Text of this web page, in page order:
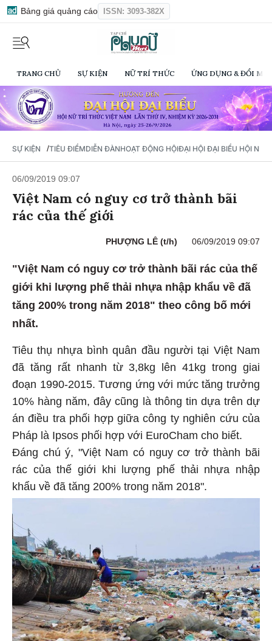
Bảng giá quảng cáo ISSN: 3093-382X
TRANG CHỦ SỰ KIỆN NỮ TRÍ THỨC ỨNG DỤNG & ĐỔI
SỰ KIỆN /TIÊU ĐIỂMDIỄN ĐÀNHOẠT ĐỘNG HỘIĐẠI HỘI ĐẠI BIỂU HỘI NỮ
06/09/2019 09:07
Việt Nam có nguy cơ trở thành bãi
rác của thế giới
PHƯỢNG LÊ (t/h) 06/09/2019 09:07
"Việt Nam có nguy cơ trở thành bãi rác của thế
giới khi lượng phế thải nhựa nhập khẩu về đã
tăng 200% trong năm 2018" theo công bố mới
nhất.
Tiêu thụ nhựa bình quân đầu người tại Việt Nam
đã tăng rất nhanh từ 3,8kg lên 41kg trong giai
đoạn 1990-2015. Tương ứng với mức tăng trưởng
10% hàng năm, đây cũng là thông tin dựa trên dự
án điều tra phối hợp giữa công ty nghiên cứu của
Pháp là Ipsos phối hợp với EuroCham cho biết.
Đáng chú ý, "Việt Nam có nguy cơ trở thành bãi
rác của thế giới khi lượng phế thải nhựa nhập
khẩu về đã tăng 200% trong năm 2018".